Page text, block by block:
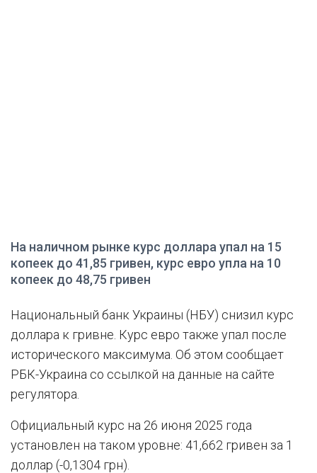
На наличном рынке курс доллара упал на 15
копеек до 41,85 гривен, курс евро упла на 10
копеек до 48,75 гривен
Национальный банк Украины (НБУ) снизил курс
доллара к гривне. Курс евро также упал после
исторического максимума. Об этом сообщает
РБК-Украина со ссылкой на данные на сайте
регулятора.
Официальный курс на 26 июня 2025 года
установлен на таком уровне: 41,662 гривен за 1
доллар (-0,1304 грн).